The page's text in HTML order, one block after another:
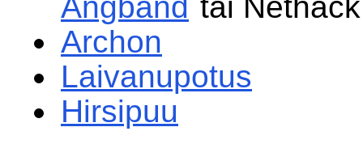
Archon
Laivanupotus
Hirsipuu